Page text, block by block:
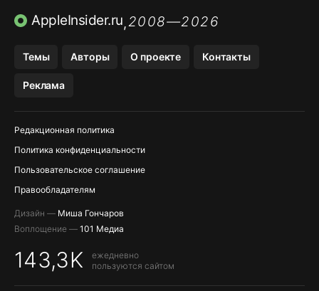
ПРИЛОЖЕНИЯ БЕЗ APP STORE
AppleInsider.ru,2008—2026
Темы Авторы О проекте Контакты
Реклама
Редакционная политика
Политика конфиденциальности
Пользовательское соглашение
Правообладателям
Дизайн — Миша Гончаров
Воплощение — 101 Медиа
143,3K
ежедневно
пользуются сайтом